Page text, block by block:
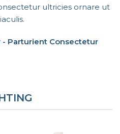
ultricies ornare ut
- Parturient Consectetur